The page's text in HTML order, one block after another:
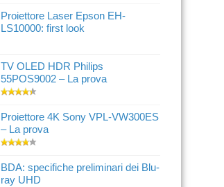
Proiettore Laser Epson EH-
LS10000: first look
TV OLED HDR Philips
55POS9002 – La prova
Proiettore 4K Sony VPL-VW300ES
– La prova
BDA: specifiche preliminari dei Blu-
ray UHD